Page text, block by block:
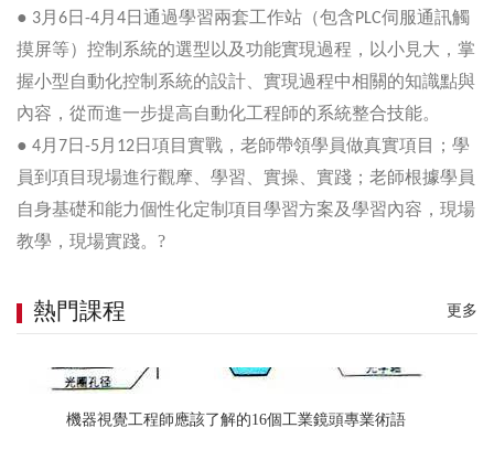
● 3月 6日 -4月 4日通過學習兩套工作站（包含PLC伺服通訊觸
摸屏等）控制系統的選型以及功能實現過程，以小見大，掌
握小型自動化控制系統的設計、實現過程中相關的知識點與
內容，從而進一步提高自動化工程師的系統整合技能。
● 4月 7日 -5 月 12日項目實戰，老師帶領學員做真實項目；學
員到項目現場進行觀摩、學習、實操、實踐；老師根據學員
自身基礎和能力個性化定制項目學習方案及學習內容，現場
教學，現場實踐。 ?
熱門課程 更多
機器視覺工程師應該了解的16個工業鏡頭專業術語